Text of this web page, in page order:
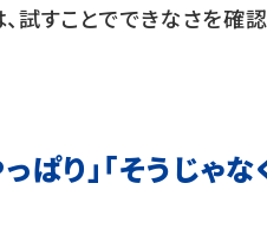
試すことでできなさを確
っぱり」「そうじゃ